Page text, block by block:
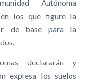
Autónoma
en los que figure la
de base para la
declararán y
expresa los suelos